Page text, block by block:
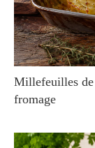
Millefeuilles de
fromage